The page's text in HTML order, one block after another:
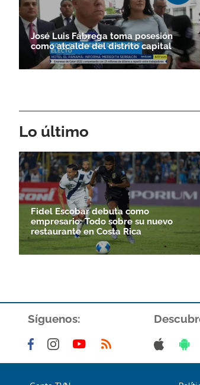
José Luis Fábrega toma posesión
como alcalde del distrito capital
Lo último
Fidel Escobar debuta como
empresario: Todo sobre su nuevo
restaurante en Costa Rica
Síguenos: